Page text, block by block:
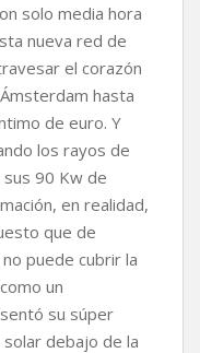
solo media hora
nueva red de
el corazón
hasta
de euro. Y
los rayos de
90 Kw de
en realidad,
que de
puede cubrir la
un
su súper
debajo de la